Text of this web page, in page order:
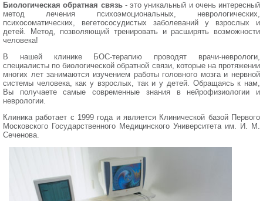
Биологическая обратная связь- это уникальный и очень интересный
метод лечения психоэмоциональных, неврологических,
психосоматических, вегетососудистых заболеваний у взрослых и
детей. Метод, позволяющий тренировать и расширять возможности
человека!
В нашей клинике БОС-терапию проводят врачи-неврологи,
специалисты по биологической обратной связи, которые на протяжении
многих лет занимаются изучением работы головного мозга и нервной
системы человека, как у взрослых, так и у детей. Обращаясь к нам,
Вы получаете самые современные знания в нейрофизиологии и
неврологии.
Клиника работает с 1999 года и является Клинической базой Первого
Московского Государственного Медицинского Университета им. И. М.
Сеченова.